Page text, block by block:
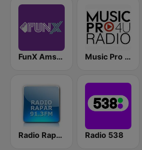
FunX Amsterdam Music Pro 4u Radio
Radio Rapar Suriname Radio 538